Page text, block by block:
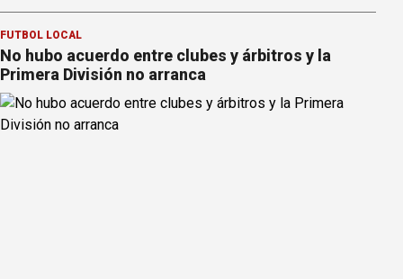
FÚTBOL LOCAL
No hubo acuerdo entre clubes y árbitros y la
Primera División no arranca